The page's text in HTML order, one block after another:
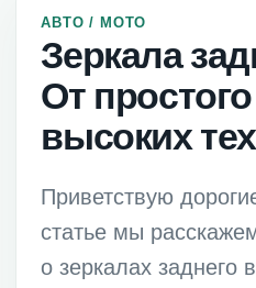
АВТО / МОТО
Зеркала
От
высоких
Приветствую
статье мы
о зеркалах заднего